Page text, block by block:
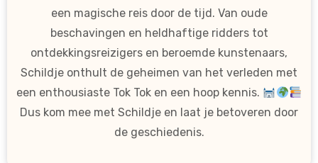
een magische reis door de tijd. Van oude
beschavingen en heldhaftige ridders tot
ontdekkingsreizigers en beroemde kunstenaars,
Schildje onthult de geheimen van het verleden met
een enthousiaste Tok Tok en een hoop kennis.
Dus kom mee met Schildje en laat je betoveren door
de geschiedenis.